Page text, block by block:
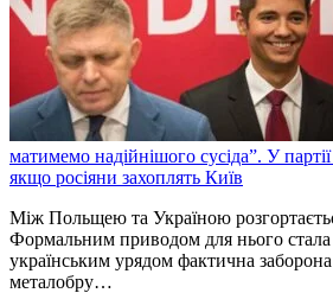
матимемо надійнішого сусіда”. У
якщо росіяни захоплять Київ
Між Польщею та Україною
Формальним приводом для нього стала
українським урядом фактична
металобру…